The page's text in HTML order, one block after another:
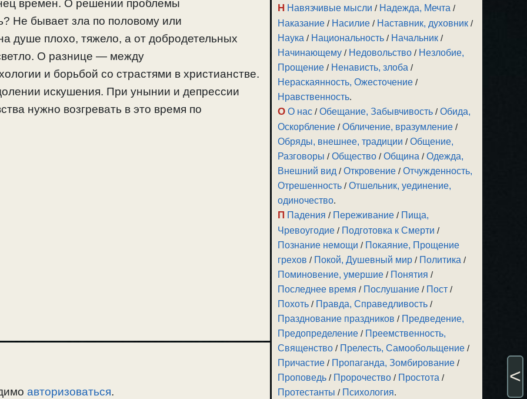
времен. О решении проблемы
Не бывает зла по половому или
душе плохо, тяжело, а от добродетельных
О разнице — между
и борьбой со страстями в христианстве.
искушения. При унынии и депрессии
нужно возгревать в это время по
авторизоваться.
Н Навязчивые мысли / Надежда, Мечта /
Наказание / Насилие / Наставник, духовник /
Наука / Национальность / Начальник /
Начинающему / Недовольство / Незлобие,
Прощение / Ненависть, злоба /
Нераскаянность, Ожесточение /
Нравственность.
О О нас /Обещание, Забывчивость /Обида,
Оскорбление /Обличение, вразумление /
Обряды, внешнее, традиции /Общение,
Разговоры /Общество /Община /Одежда,
Внешний вид /Откровение /Отчужденность,
Отрешенность /Отшельник, уединение,
одиночество.
П Падения / Переживание / Пища,
Чревоугодие / Подготовка к Смерти /
Познание немощи / Покаяние, Прощение
грехов / Покой, Душевный мир / Политика /
Поминовение, умершие / Понятия /
Последнее время / Послушание / Пост /
Похоть / Правда, Справедливость /
Празднование праздников / Предведение,
Предопределение / Преемственность,
Священство / Прелесть, Самообольщение /
Причастие / Пропаганда, Зомбирование /
Проповедь / Пророчество / Простота /
Протестанты / Психология.
<